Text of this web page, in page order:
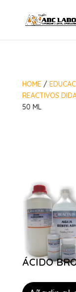
HOME /
REACTIVOS
50 ML
ÁCIDO